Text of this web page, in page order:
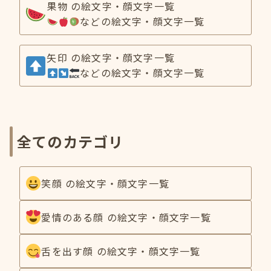
果物 の絵文字・顔文字一覧
などの絵文字・顔文字一覧
矢印 の絵文字・顔文字一覧
などの絵文字・顔文字一覧
全てのカテゴリ
笑顔 の絵文字・顔文字一覧
愛情のある顔 の絵文字・顔文字一覧
舌を出す顔 の絵文字・顔文字一覧